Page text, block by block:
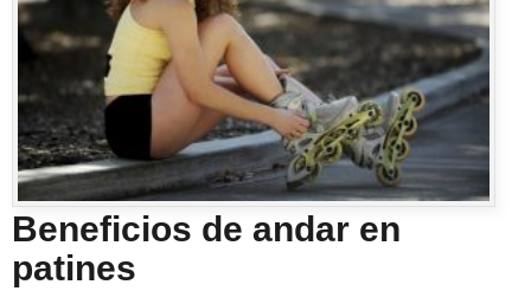
Beneficios de andar en
patines